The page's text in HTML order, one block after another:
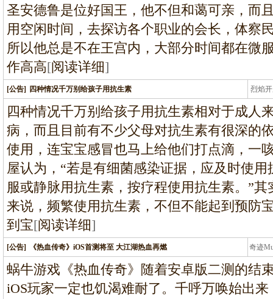
圣安德鲁是位好国王，他不但和蔼可亲，而
用空闲时间，去探访各个职业的会长，体察
所以他总是不在王宫内，大部分时间都在微
作高高[阅读详细]
[公告] 四种情况千万别给孩子用抗生素 烈焰
龙
四种情况千万别给孩子用抗生素相对于成人
病，而且目前有不少父母对抗生素有很深的
使用，连宝宝感冒也马上给他们打点滴，一
屋认为，“若是有细菌感染证据，应及时使
服或静脉用抗生素，按疗程使用抗生素。”
来说，频繁使用抗生素，不但不能起到预防
到宝[阅读详细]
[公告] 《热血传奇》iOS首测将至 大江湖热血再燃 奇迹
条
蜗牛游戏《热血传奇》随着安卓版二测的结
iOS玩家一定也饥渴难耐了。千呼万唤始出